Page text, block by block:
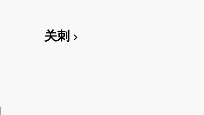
关刺 chevron_right